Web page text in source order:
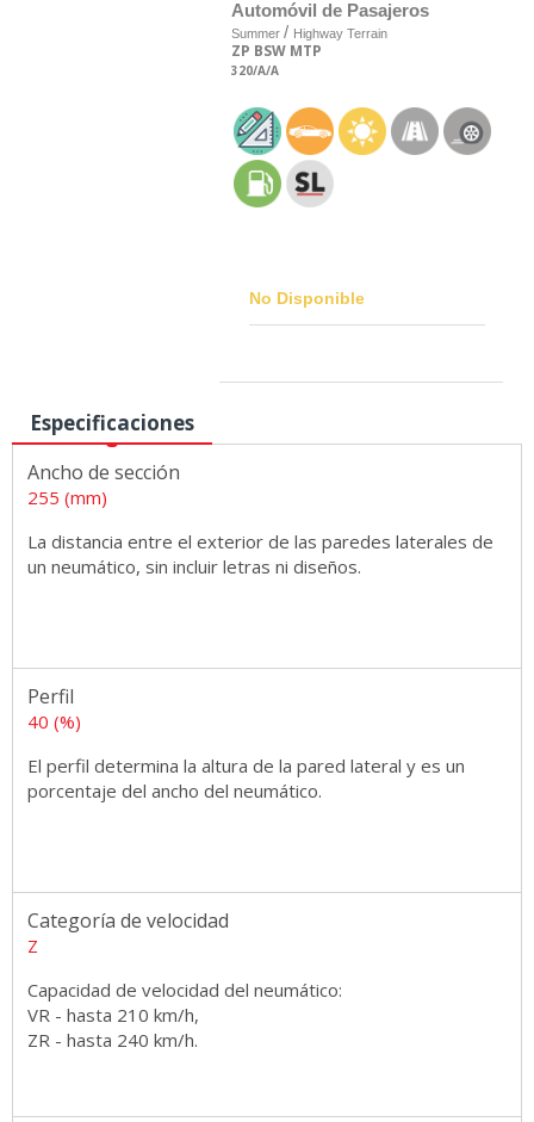
Automóvil de Pasajeros
Summer / Highway Terrain
ZP BSW MTP
320/A/A
No Disponible
Especificaciones
Ancho de sección
255 (mm)
La distancia entre el exterior de las paredes laterales de
un neumático, sin incluir letras ni diseños.
Perfil
40 (%)
El perfil determina la altura de la pared lateral y es un
porcentaje del ancho del neumático.
Categoría de velocidad
Z
Capacidad de velocidad del neumático:
VR - hasta 210 km/h,
ZR - hasta 240 km/h.